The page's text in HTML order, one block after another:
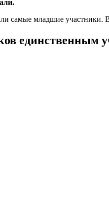
самые младшие участники.